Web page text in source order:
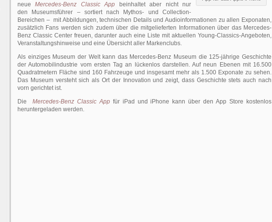
neueMercedes-Benz Classic App beinhaltet aber nicht nur
den Museumsführer – sortiert nach Mythos- und Collection-
Bereichen – mit Abbildungen, technischen Details und Audioinformationen zu allen Exponaten,
zusätzlich Fans werden sich zudem über die mitgelieferten Informationen über das Mercedes-
Benz Classic Center freuen, darunter auch eine Liste mit aktuellen Young-Classics-Angeboten,
Veranstaltungshinweise und eine Übersicht aller Markenclubs.
Als einziges Museum der Welt kann das Mercedes-Benz Museum die 125-jährige Geschichte
der Automobilindustrie vom ersten Tag an lückenlos darstellen. Auf neun Ebenen mit 16.500
Quadratmetern Fläche sind 160 Fahrzeuge und insgesamt mehr als 1.500 Exponate zu sehen.
Das Museum versteht sich als Ort der Innovation und zeigt, dass Geschichte stets auch nach
vorn gerichtet ist.
Die Mercedes-Benz Classic Appfür iPad und iPhone kann über den App Store kostenlos
heruntergeladen werden.